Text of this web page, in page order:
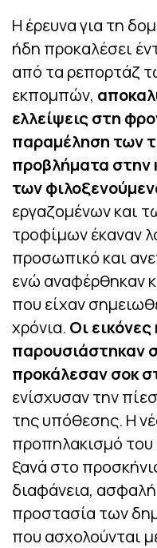
Η έρευνα για τη
ήδη προκαλέσει
από τα ρεπορτάζ
εκπομπών,
ελλείψεις στη
παραμέληση των
προβλήματα στην
των
εργαζομένων και
τροφίμων έκαναν
προσωπικό και
ενώ αναφέρθηκαν
που είχαν
χρόνια. Οι
παρουσιάστηκαν
προκάλεσαν σοκ
ενίσχυσαν την
της υπόθεσης. Η
προπηλακισμό
ξανά στο
διαφάνεια,
προστασία των
που ασχολούνται